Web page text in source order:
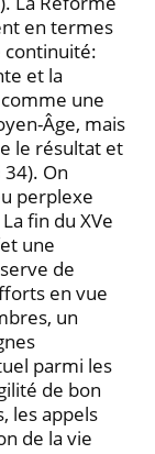
en termes
continuité:
et la
une
Âge, mais
le résultat et
On
perplexe
fin du XVe
une
de
en vue
un
parmi les
de bon
les appels
de la vie